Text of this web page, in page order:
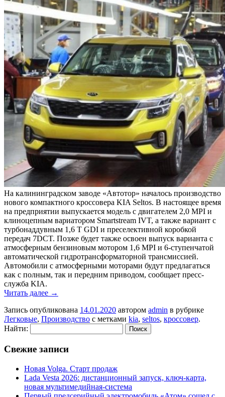
На калининградском заводе «Автотор» началось производство
нового компактного кроссовера KIA Seltos. В настоящее время
на предприятии выпускается модель с двигателем 2,0 MPI и
клиноцепным вариатором Smartstream IVT, а также вариант с
турбонаддувным 1,6 T GDI и преселективной коробкой
передач 7DCT. Позже будет также освоен выпуск варианта с
атмосферным бензиновым мотором 1,6 MPI и 6-ступенчатой
автоматической гидротрансформаторной трансмиссией.
Автомобили с атмосферными моторами будут предлагаться
как с полным, так и передним приводом, сообщает пресс-
служба KIA.
Читать далее →
Запись опубликована 14.01.2020 автором admin в рубрике
Легковые, Производство с метками kia, seltos, кроссовер.
Найти:
Свежие записи
Новая Volga. Старт продаж
Lada Vesta 2026: дистанционный запуск, ключ-карта,
новая мультимедийная-система